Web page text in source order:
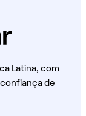
Latina, com
de